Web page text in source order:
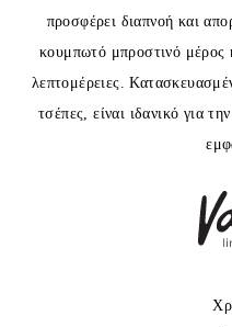
προσφέρει διαπνοή και
κουμπωτό μπροστινό μέρος
λεπτομέρειες.
τσέπες, είναι ιδανικό για